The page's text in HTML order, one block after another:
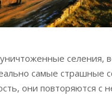
селения,
самые страшные
они повторяются с